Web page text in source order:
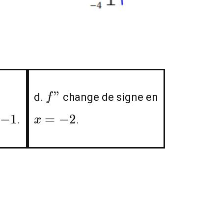
−1.
d. f"
f" change de signe en
x=-2
x = −2.